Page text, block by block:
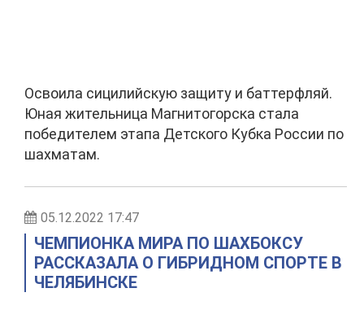
Освоила сицилийскую защиту и баттерфляй.
Юная жительница Магнитогорска стала
победителем этапа Детского Кубка России по
шахматам.
05.12.2022 17:47
ЧЕМПИОНКА МИРА ПО ШАХБОКСУ
РАССКАЗАЛА О ГИБРИДНОМ СПОРТЕ В
ЧЕЛЯБИНСКЕ